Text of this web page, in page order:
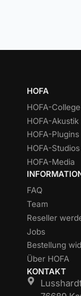
HOFA
HOFA-College
HOFA-Akustik
HOFA-Plugins
HOFA-Studios
HOFA-Media
FAQ
Team
Reseller
Jobs
Bestellung
Über HOFA
KONTAKT